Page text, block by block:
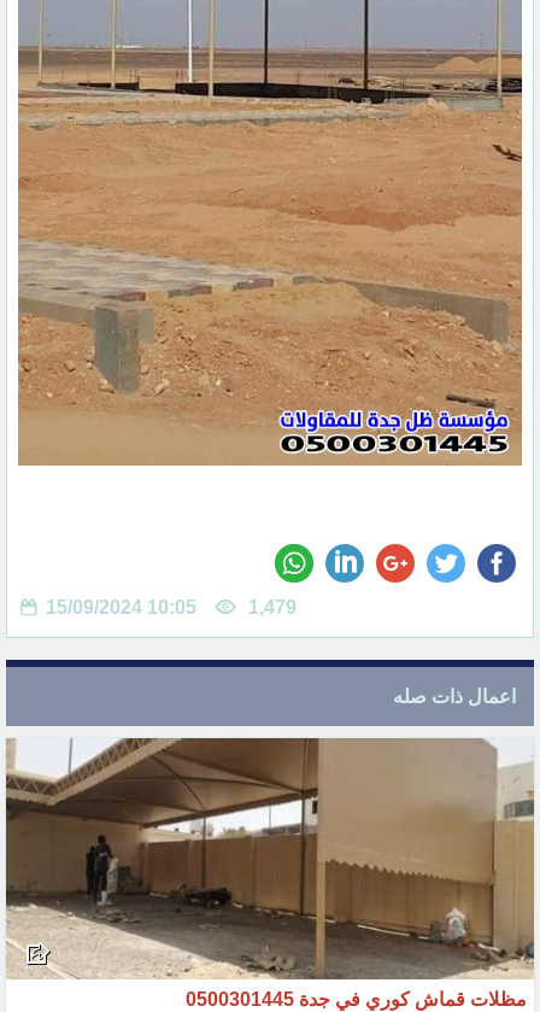
15/09/2024 10:05 1,479
اعمال ذات صله
مظلات قماش كوري في جدة 0500301445